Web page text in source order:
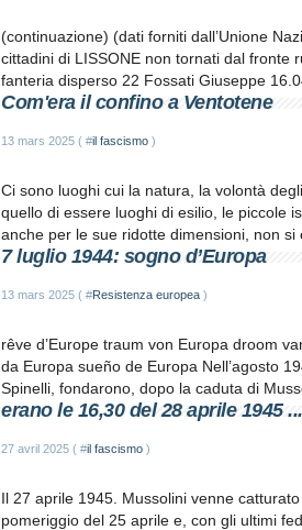
(continuazione) (dati forniti dall’Unione
cittadini di LISSONE non tornati dal fronte
fanteria disperso 22 Fossati Giuseppe
Com'era il confino a Ventotene
13 mars 2025 ( #il fascismo )
Ci sono luoghi cui la natura, la volontà
quello di essere luoghi di esilio, le piccole
anche per le sue ridotte dimensioni, non si
7 luglio 1944: sogno d’Europa
13 mars 2025 ( #Resistenza europea )
rêve d’Europe traum von Europa droom
da Europa sueño de Europa Nell’agosto
Spinelli, fondarono, dopo la caduta di
erano le 16,30 del 28 aprile 1945 ...
27 avril 2025 ( #il fascismo )
Il 27 aprile 1945. Mussolini venne
pomeriggio del 25 aprile e, con gli ultimi